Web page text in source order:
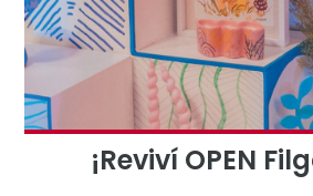
¡Reviví OPEN